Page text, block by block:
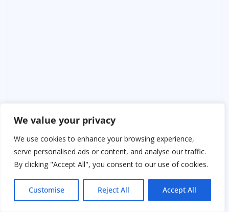
We value your privacy
We use cookies to enhance your browsing experience,
serve personalised ads or content, and analyse our traffic.
By clicking "Accept All", you consent to our use of cookies.
Customise Reject All Accept All